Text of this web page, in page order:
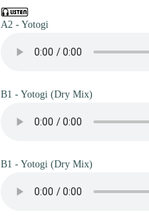
A2 - Yotogi
B1 - Yotogi (Dry Mix)
B1 - Yotogi (Dry Mix)